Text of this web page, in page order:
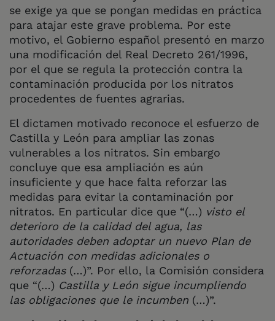
se exige ya que se pongan medidas en práctica
para atajar este grave problema. Por este
motivo, el Gobierno español presentó en marzo
una modificación del Real Decreto 261/1996,
por el que se regula la protección contra la
contaminación producida por los nitratos
procedentes de fuentes agrarias.
El dictamen motivado reconoce el esfuerzo de
Castilla y León para ampliar las zonas
vulnerables a los nitratos. Sin embargo
concluye que esa ampliación es aún
insuficiente y que hace falta reforzar las
medidas para evitar la contaminación por
nitratos. En particular dice que “(…) visto el
deterioro de la calidad del agua, las
autoridades deben adoptar un nuevo Plan de
Actuación con medidas adicionales o
reforzadas(…)”. Por ello, la Comisión considera
que “(…) Castilla y León sigue incumpliendo
las obligaciones que le incumben (…)”.